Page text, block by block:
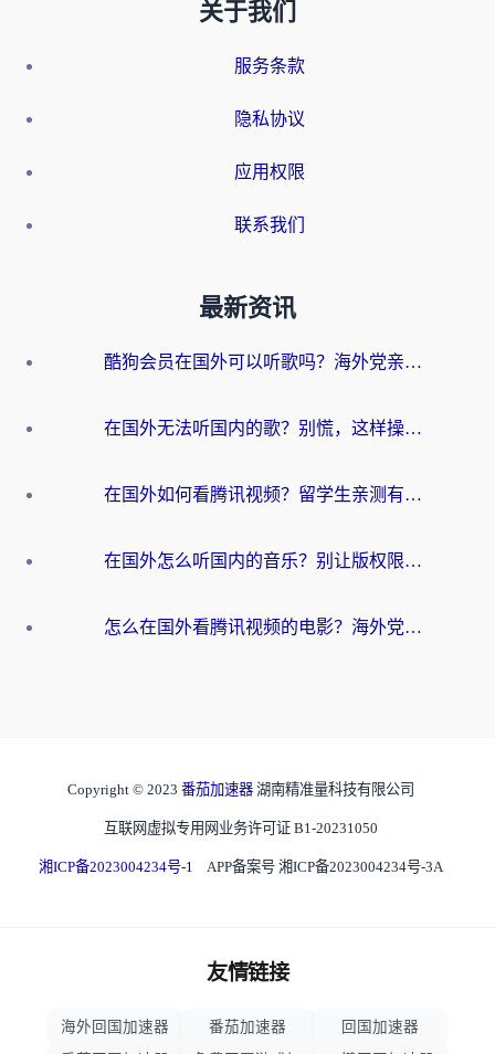
关于我们
服务条款
隐私协议
应用权限
联系我们
最新资讯
酷狗会员在国外可以听歌吗？海外党亲测有效：3步解决音乐权限难题
在国外无法听国内的歌？别慌，这样操作就能畅听QQ音乐（附亲测加速器推荐）
在国外如何看腾讯视频？留学生亲测有效的回国加速方案
在国外怎么听国内的音乐？别让版权限制断了你的华语歌单
怎么在国外看腾讯视频的电影？海外党亲测有效的回国加速指南
Copyright © 2023 番茄加速器 湖南精准量科技有限公司
互联网虚拟专用网业务许可证 B1-20231050
湘ICP备2023004234号-1 APP备案号 湘ICP备2023004234号-3A
友情链接
海外回国加速器 番茄加速器
回国加速器